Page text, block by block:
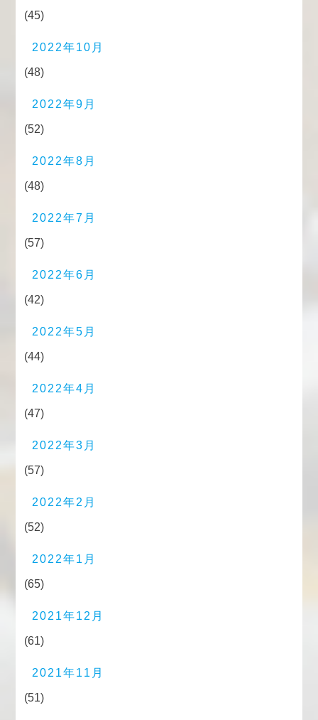
(45)
2022年10月
(48)
2022年9月
(52)
2022年8月
(48)
2022年7月
(57)
2022年6月
(42)
2022年5月
(44)
2022年4月
(47)
2022年3月
(57)
2022年2月
(52)
2022年1月
(65)
2021年12月
(61)
2021年11月
(51)